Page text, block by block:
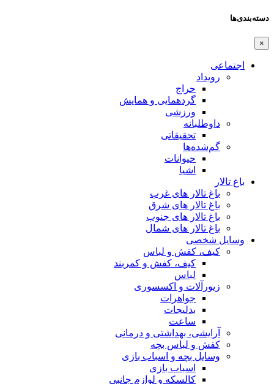
دسته‌بندی‌ها
×
اجتماعی
رویداد
حراج
گردهمایی و همایش
ورزشی
داوطلبانه
تحقیقاتی
گم‌شده‌ها
حیوانات
اشیا
باغ تالار
باغ تالار های غرب
باغ تالار های شرق
باغ تالار های جنوب
باغ تالار های شمال
وسایل شخصی
کیف، کفش و لباس
کیف، کفش و کمربند
لباس
زیورآلات و اکسسوری
جواهرات
بدلیجات
ساعت
آرایشی، بهداشتی و درمانی
کفش و لباس بچه
وسایل بچه و اسباب بازی
اسباب بازی
کالسکه و لوازم جانبی